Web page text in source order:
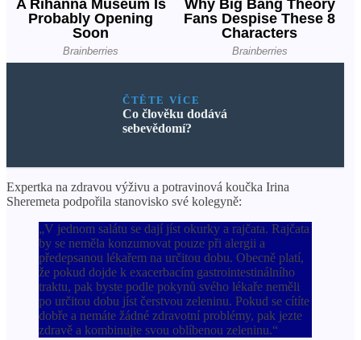
ČTĚTE VÍCE
Co člověku dodává
sebevědomí?
Expertka na zdravou výživu a potravinová koučka Irina
Sheremeta podpořila stanovisko své kolegyně:
„V jednom salátu se dají jíst okurky a rajčata. Rajčata
by se neměla konzumovat pouze při alergii a
předepsanou lékařem na určitou dobu. Obecně platí,
že pokud dojde k exacerbacím gastrointestinálního
traktu, pak byste podle pokynů svého lékaře neměli
po určitou dobu jíst čerstvou zeleninu. Pokud se cítíte
dobře a nemáte žádné zdravotní problémy, pak jezte
zdravě a kombinujte svou oblíbenou zeleninu.“